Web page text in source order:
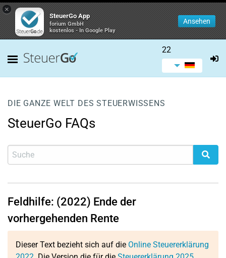
×
SteuerGo App
forium GmbH
kostenlos - In Google Play
Ansehen
22
DIE GANZE WELT DES STEUERWISSENS
SteuerGo FAQs
Feldhilfe: (2022) Ende der
vorhergehenden Rente
Dieser Text bezieht sich auf die Online Steuererklärung